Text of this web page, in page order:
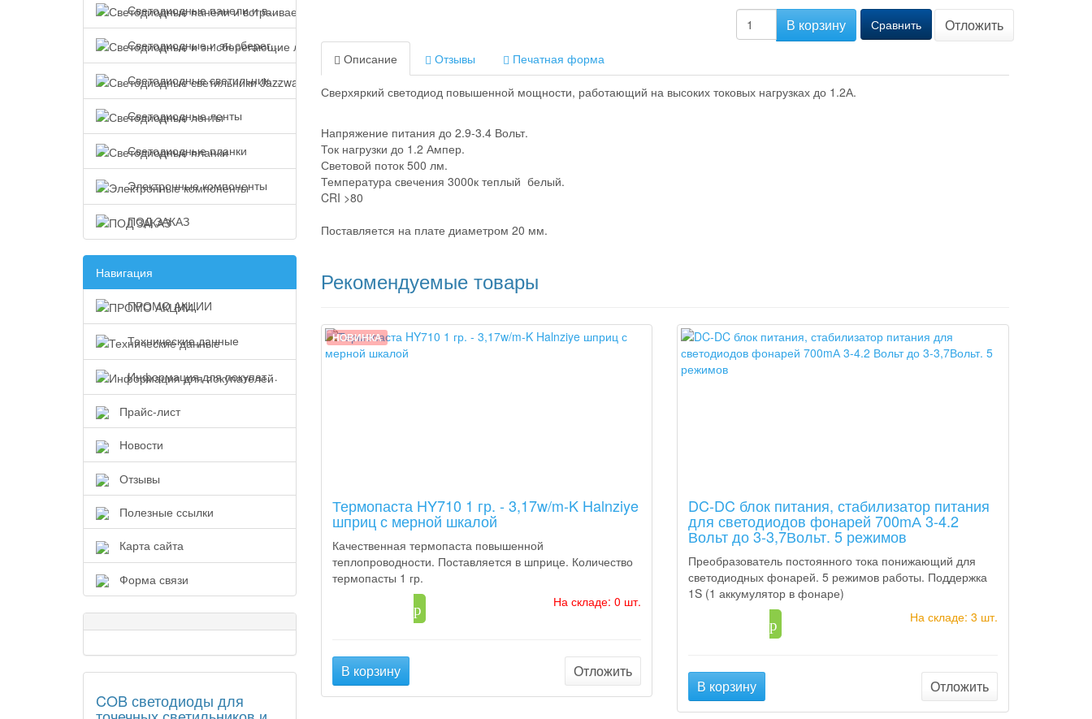
Светодиодные панели и встраиваемые светильники
Светодиодные и эн.сберегающие лампы
Светодиодные светильники Jazzway
Светодиодные ленты
Светодиодные планки
Электронные компоненты
ПОД ЗАКАЗ
Навигация
ПРОМО АКЦИИ
Технические данные
Информация для покупателей
Прайс-лист
Новости
Отзывы
Полезные ссылки
Карта сайта
Форма связи
COB светодиоды для
В корзину Сравнить Отложить
Описание Отзывы Печатная форма
Сверхяркий светодиод повышенной мощности, работающий на высоких токовых нагрузках до 1.2А.
Напряжение питания до 2.9-3.4 Вольт.
Ток нагрузки до 1.2 Ампер.
Световой поток 500 лм.
Температура свечения 3000к теплый белый.
CRI >80
Поставляется на плате диаметром 20 мм.
Рекомендуемые товары
НОВИНКА
Термопаста HY710 1 гр. - 3,17w/m-K Halnziye
шприц с мерной шкалой
Качественная термопаста повышенной
теплопроводности. Поставляется в шприце. Количество
термопасты 1 гр.
p На складе: 0 шт.
В корзину Отложить
DC-DC блок питания, стабилизатор питания
для светодиодов фонарей 700mА 3-4.2
Вольт до 3-3,7Вольт. 5 режимов
Преобразователь постоянного тока понижающий для
светодиодных фонарей. 5 режимов работы. Поддержка
1S (1 аккумулятор в фонаре)
p На складе: 3 шт.
В корзину Отложить